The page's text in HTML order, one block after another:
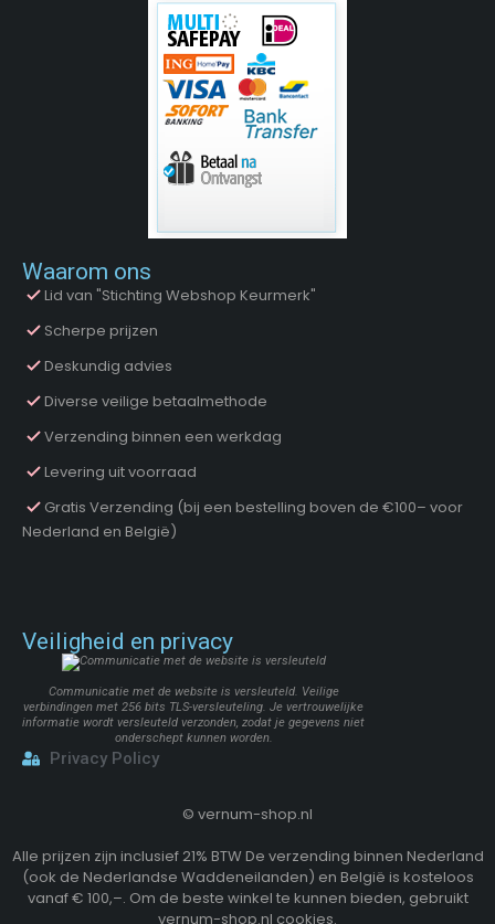
Waarom ons
Lid van "Stichting Webshop Keurmerk"
Scherpe prijzen
Deskundig advies
Diverse veilige betaalmethode
Verzending binnen een werkdag
Levering uit voorraad
Gratis Verzending (bij een bestelling boven de €100– voor
Nederland en België)
Veiligheid en privacy
Communicatie met de website is versleuteld. Veilige
verbindingen met 256 bits TLS-versleuteling. Je vertrouwelijke
informatie wordt versleuteld verzonden, zodat je gegevens niet
onderschept kunnen worden.
Privacy Policy
© vernum-shop.nl
Alle prijzen zijn inclusief 21% BTW De verzending binnen Nederland
(ook de Nederlandse Waddeneilanden) en België is kosteloos
vanaf € 100,–. Om de beste winkel te kunnen bieden, gebruikt
vernum-shop.nl cookies.